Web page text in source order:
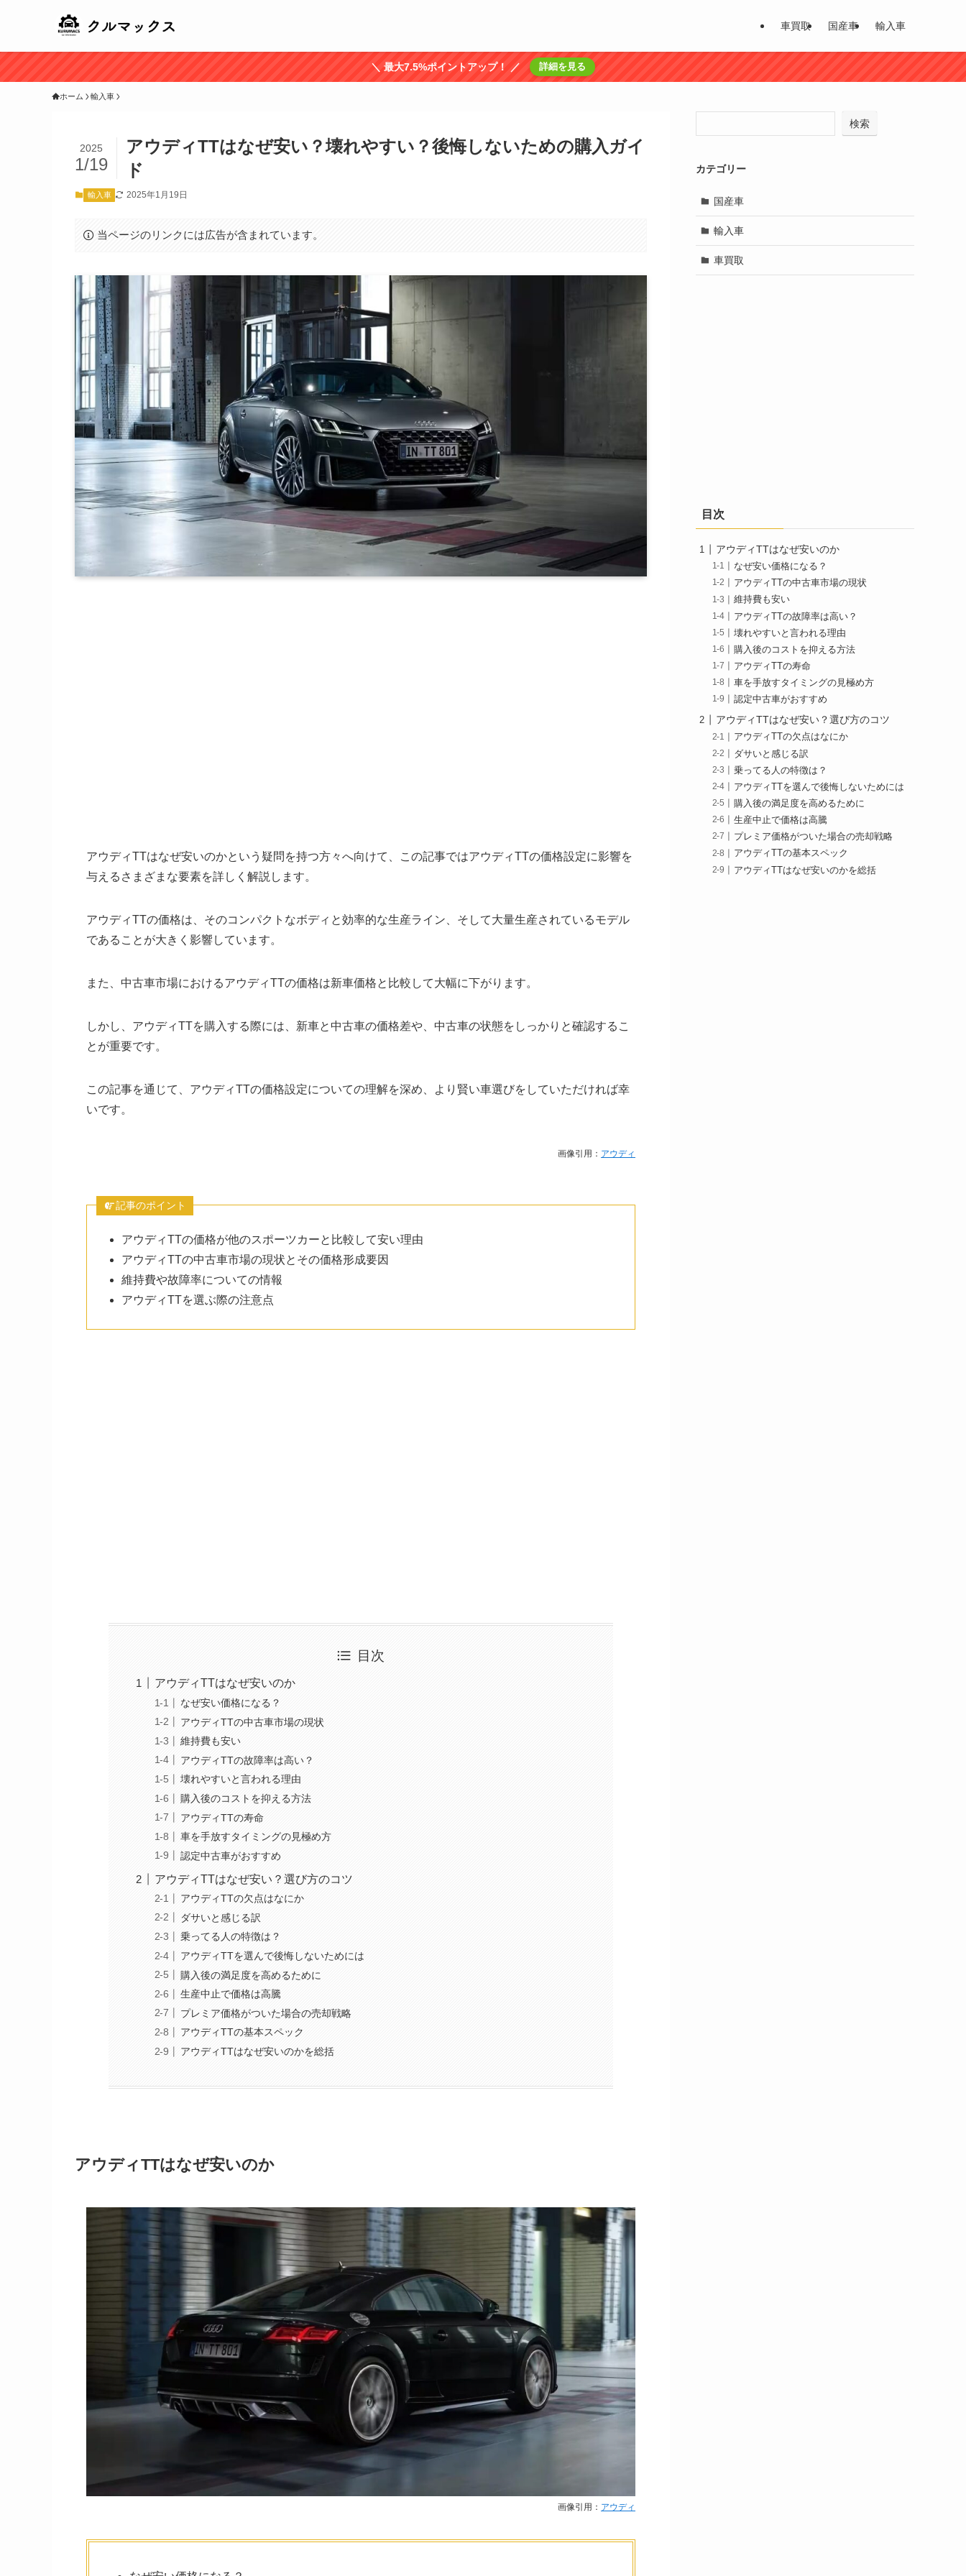
車買取 国産車 輸入車
＼ 最大7.5%ポイントアップ！ ／ 詳細を見る
ホーム 輸入車
アウディTTはなぜ安い？壊れやすい？後悔しないための購入ガイ
ド
2025
1/19
輸入車 2025年1月19日
当ページのリンクには広告が含まれています。
アウディTTはなぜ安いのかという疑問を持つ方々へ向けて、この記事ではアウディTTの価格設定に影響を
与えるさまざまな要素を詳しく解説します。
アウディTTの価格は、そのコンパクトなボディと効率的な生産ライン、そして大量生産されているモデル
であることが大きく影響しています。
また、中古車市場におけるアウディTTの価格は新車価格と比較して大幅に下がります。
しかし、アウディTTを購入する際には、新車と中古車の価格差や、中古車の状態をしっかりと確認するこ
とが重要です。
この記事を通じて、アウディTTの価格設定についての理解を深め、より賢い車選びをしていただければ幸
いです。
画像引用： アウディ
記事のポイント
アウディTTの価格が他のスポーツカーと比較して安い理由
アウディTTの中古車市場の現状とその価格形成要因
維持費や故障率についての情報
アウディTTを選ぶ際の注意点
目次
アウディTTはなぜ安いのか
なぜ安い価格になる？
アウディTTの中古車市場の現状
維持費も安い
アウディTTの故障率は高い？
壊れやすいと言われる理由
購入後のコストを抑える方法
アウディTTの寿命
車を手放すタイミングの見極め方
認定中古車がおすすめ
アウディTTはなぜ安い？選び方のコツ
アウディTTの欠点はなにか
ダサいと感じる訳
乗ってる人の特徴は？
アウディTTを選んで後悔しないためには
購入後の満足度を高めるために
生産中止で価格は高騰
プレミア価格がついた場合の売却戦略
アウディTTの基本スペック
アウディTTはなぜ安いのかを総括
アウディTTはなぜ安いのか
画像引用： アウディ
検索
カテゴリー
国産車
輸入車
車買取
目次
アウディTTはなぜ安いのか
なぜ安い価格になる？
アウディTTの中古車市場の現状
維持費も安い
アウディTTの故障率は高い？
壊れやすいと言われる理由
購入後のコストを抑える方法
アウディTTの寿命
車を手放すタイミングの見極め方
認定中古車がおすすめ
アウディTTはなぜ安い？選び方のコツ
アウディTTの欠点はなにか
ダサいと感じる訳
乗ってる人の特徴は？
アウディTTを選んで後悔しないためには
購入後の満足度を高めるために
生産中止で価格は高騰
プレミア価格がついた場合の売却戦略
アウディTTの基本スペック
アウディTTはなぜ安いのかを総括